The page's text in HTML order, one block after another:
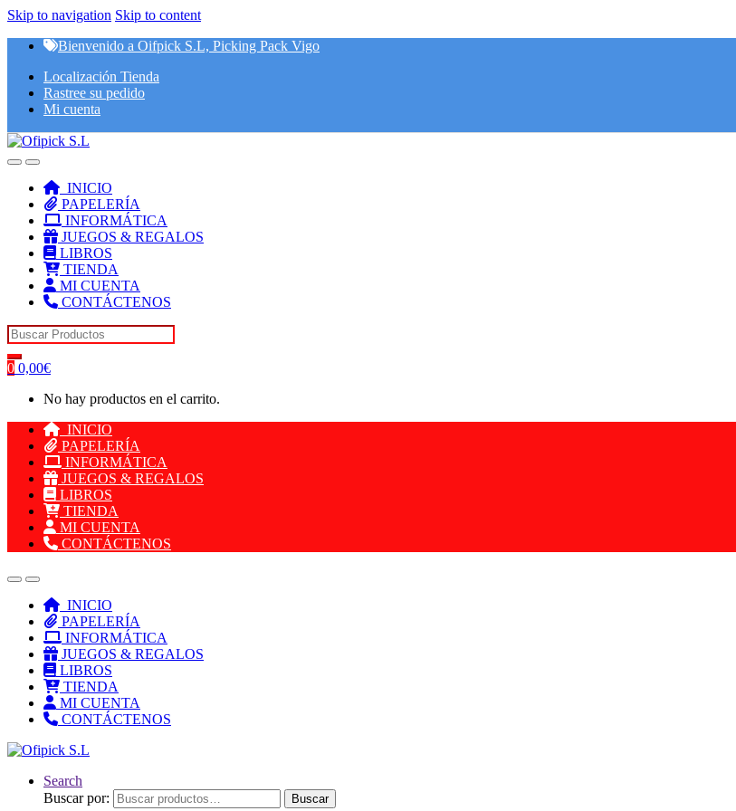
Skip to navigation Skip to content
Bienvenido a Oifpick S.L, Picking Pack Vigo
Localización Tienda
Rastree su pedido
Mi cuenta
INICIO
PAPELERÍA
INFORMÁTICA
JUEGOS & REGALOS
LIBROS
TIENDA
MI CUENTA
CONTÁCTENOS
Search for:
0 0,00€
No hay productos en el carrito.
INICIO
PAPELERÍA
INFORMÁTICA
JUEGOS & REGALOS
LIBROS
TIENDA
MI CUENTA
CONTÁCTENOS
INICIO
PAPELERÍA
INFORMÁTICA
JUEGOS & REGALOS
LIBROS
TIENDA
MI CUENTA
CONTÁCTENOS
Search
Buscar por:
Buscar